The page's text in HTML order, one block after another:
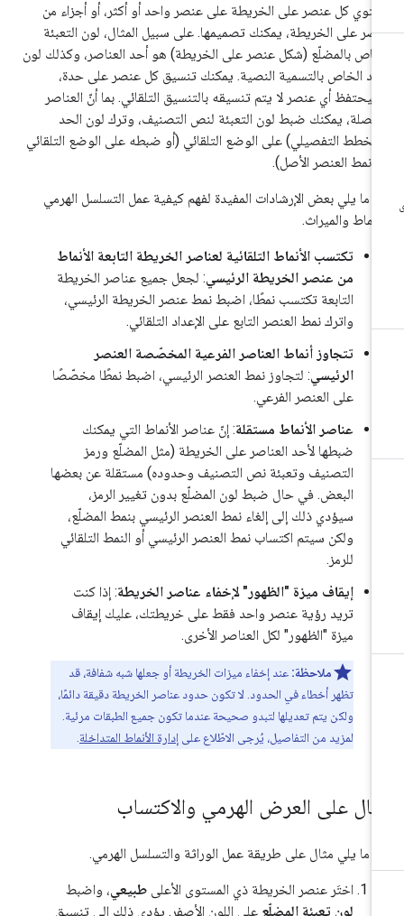
كل عنصر على الخريطة على عنصر واحد أو أكثر، أو أجزاء من
على الخريطة، يمكنك تصميمها. على سبيل المثال، لون التعبئة
بالمضلّع (شكل عنصر على الخريطة) هو أحد العناصر، وكذلك لون
الخاص بالتسمية النصية. يمكنك تنسيق كل عنصر على حدة،
أي عنصر لا يتم تنسيقه بالتنسيق التلقائي. بما أنّ العناصر
يمكنك ضبط لون التعبئة لنص التصنيف، وترك لون الحد
التفصيلي) على الوضع التلقائي (أو ضبطه على الوضع التلقائي
نمط العنصر الأصل).
ما يلي بعض الإرشادات المفيدة لفهم كيفية عمل التسلسل الهرمي
والميراث.
تكتسب الأنماط التلقائية لعناصر الخريطة التابعة الأنماط
من عنصر الخريطة الرئيسي: لجعل جميع عناصر الخريطة
التابعة تكتسب نمطًا، اضبط نمط عنصر الخريطة الرئيسي،
واترك نمط العنصر التابع على الإعداد التلقائي.
تتجاوز أنماط العناصر الفرعية المخصّصة العنصر
الرئيسي: لتجاوز نمط العنصر الرئيسي، اضبط نمطًا مخصّصًا
على العنصر الفرعي.
عناصر الأنماط مستقلة: إنّ عناصر الأنماط التي يمكنك
ضبطها لأحد العناصر على الخريطة (مثل المضلّع ورمز
التصنيف وتعبئة نص التصنيف وحدوده) مستقلة عن بعضها
البعض. في حال ضبط لون المضلّع بدون تغيير الرمز،
سيؤدي ذلك إلى إلغاء نمط العنصر الرئيسي بنمط المضلّع،
ولكن سيتم اكتساب نمط العنصر الرئيسي أو النمط التلقائي
للرمز.
إيقاف ميزة "الظهور" لإخفاء عناصر الخريطة : إذا كنت
تريد رؤية عنصر واحد فقط على خريطتك، عليك إيقاف
ميزة "الظهور" لكل العناصر الأخرى.
ملاحظة:عند إخفاء ميزات الخريطة أو جعلها شبه شفافة، قد
تظهر أخطاء في الحدود. لا تكون حدود عناصر الخريطة دقيقة دائمًا،
ولكن يتم تعديلها لتبدو صحيحة عندما تكون جميع الطبقات مرئية.
لمزيد من التفاصيل، يُرجى الاطّلاع على إدارة الأنماط المتداخلة.
على العرض الهرمي والاكتساب
ما يلي مثال على طريقة عمل الوراثة والتسلسل الهرمي.
اختَر عنصر الخريطة ذي المستوى الأعلىطبيعي، واضبط
لون تعبئة المضلّععلى اللون الأصفر. يؤدي ذلك إلى تنسيق